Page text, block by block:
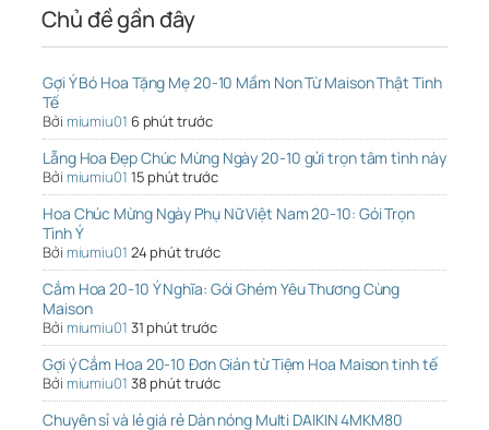
Chủ đề gần đây
Gợi Ý Bó Hoa Tặng Mẹ 20-10 Mầm Non Từ Maison Thật Tinh
Tế
Bởi miumiu01 6 phút trước
Lẵng Hoa Đẹp Chúc Mừng Ngày 20-10 gửi trọn tâm tình này
Bởi miumiu01 15 phút trước
Hoa Chúc Mừng Ngày Phụ Nữ Việt Nam 20-10: Gói Trọn
Tình Ý
Bởi miumiu01 24 phút trước
Cắm Hoa 20-10 Ý Nghĩa: Gói Ghém Yêu Thương Cùng
Maison
Bởi miumiu01 31 phút trước
Gợi ý Cắm Hoa 20-10 Đơn Giản từ Tiệm Hoa Maison tinh tế
Bởi miumiu01 38 phút trước
Chuyên sỉ và lẻ giá rẻ Dàn nóng Multi DAIKIN 4MKM80